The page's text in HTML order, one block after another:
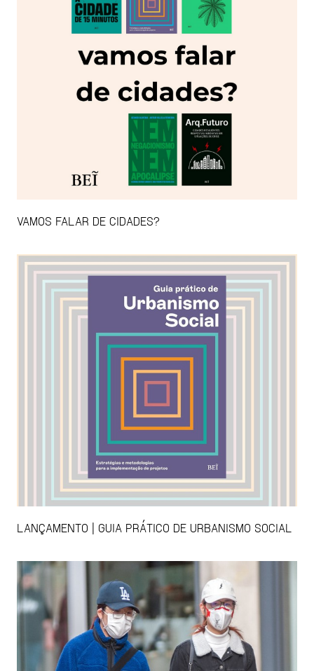
VAMOS FALAR DE CIDADES?
LANÇAMENTO | GUIA PRÁTICO DE URBANISMO SOCIAL